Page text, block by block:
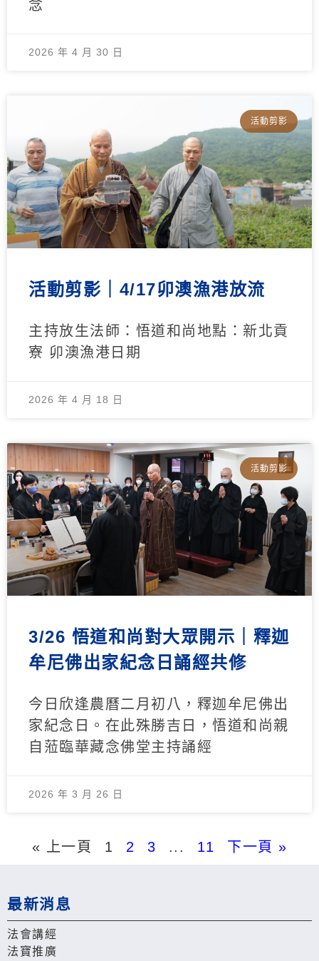
念
2026 年 4 月 30 日
活動剪影
活動剪影｜4/17卯澳漁港放流
主持放生法師：悟道和尚地點：新北貢
寮 卯澳漁港日期
2026 年 4 月 18 日
活動剪影
3/26 悟道和尚對大眾開示｜釋迦
牟尼佛出家紀念日誦經共修
今日欣逢農曆二月初八，釋迦牟尼佛出
家紀念日。在此殊勝吉日，悟道和尚親
自蒞臨華藏念佛堂主持誦經
2026 年 3 月 26 日
« 上一頁 1 2 3 ... 11 下一頁 »
最新消息
法會講經
法寶推廣